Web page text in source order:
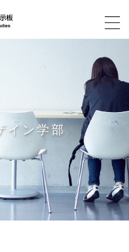
イン学部